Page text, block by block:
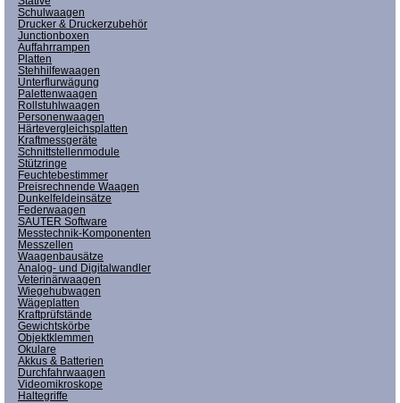
Schulwaagen
Drucker & Druckerzubehör
Junctionboxen
Auffahrrampen
Platten
Stehhilfewaagen
Unterflurwägung
Palettenwaagen
Rollstuhlwaagen
Personenwaagen
Härtevergleichsplatten
Kraftmessgeräte
Schnittstellenmodule
Stützringe
Feuchtebestimmer
Preisrechnende Waagen
Dunkelfeldeinsätze
Federwaagen
SAUTER Software
Messtechnik-Komponenten
Messzellen
Waagenbausätze
Analog- und Digitalwandler
Veterinärwaagen
Wiegehubwagen
Wägeplatten
Kraftprüfstände
Gewichtskörbe
Objektklemmen
Okulare
Akkus & Batterien
Durchfahrwaagen
Videomikroskope
Haltegriffe